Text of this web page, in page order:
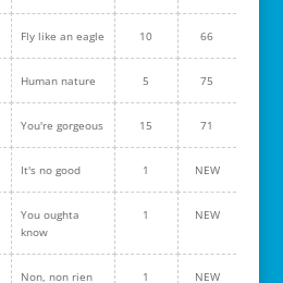
Fly like an eagle 10 66
Human nature 5 75
You're gorgeous 15 71
It's no good 1 NEW
You oughta
know
1 NEW
Non, non rien
1 NEW